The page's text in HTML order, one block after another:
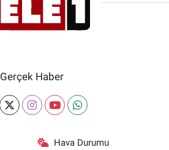
Gerçek Haber
Hava Durumu